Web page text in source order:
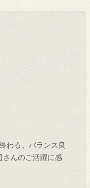
わる。バランス良
さんのご活躍に感